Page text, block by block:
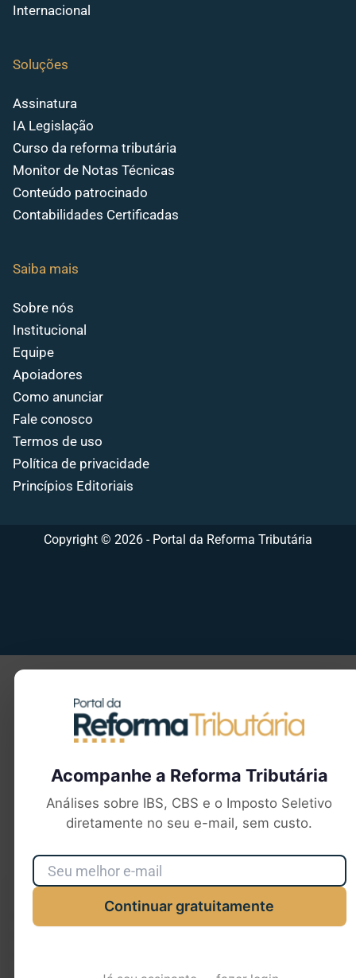
Utilizamos cookies para aprimorar sua experiência de
concorda com nosso uso de cookies.
Internacional
Soluções
Assinatura
IA Legislação
Curso da reforma tributária
Monitor de Notas Técnicas
Conteúdo patrocinado
Contabilidades Certificadas
Saiba mais
Sobre nós
Institucional
Equipe
Apoiadores
Como anunciar
Fale conosco
Termos de uso
Política de privacidade
Princípios Editoriais
Copyright © 2026 - Portal da Reforma Tributária
Acompanhe a Reforma Tributária
Análises sobre IBS, CBS e o Imposto Seletivo
diretamente no seu e-mail, sem custo.
Continuar gratuitamente